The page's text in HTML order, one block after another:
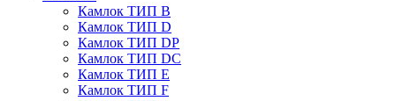
Камлок ТИП B
Камлок ТИП D
Камлок ТИП DP
Камлок ТИП DС
Камлок ТИП E
Камлок ТИП F